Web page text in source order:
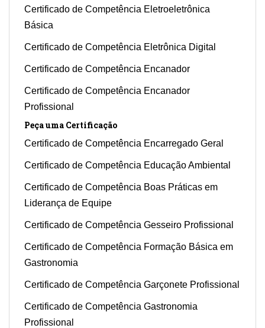
Certificado de Competência Eletroeletrônica
Básica
Certificado de Competência Eletrônica Digital
Certificado de Competência Encanador
Certificado de Competência Encanador
Profissional
Peça uma Certificação
Certificado de Competência Encarregado Geral
Certificado de Competência Educação Ambiental
Certificado de Competência Boas Práticas em
Liderança de Equipe
Certificado de Competência Gesseiro Profissional
Certificado de Competência Formação Básica em
Gastronomia
Certificado de Competência Garçonete Profissional
Certificado de Competência Gastronomia
Profissional